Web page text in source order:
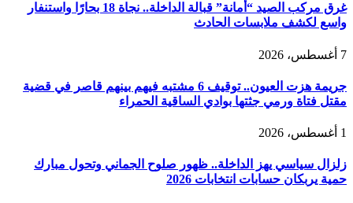
غرق مركب الصيد “أمانة” قبالة الداخلة.. نجاة 18 بحارًا واستنفار
واسع لكشف ملابسات الحادث
7 أغسطس، 2026
جريمة هزت العيون.. توقيف 6 مشتبه فيهم بينهم قاصر في قضية
مقتل فتاة ورمي جثتها بوادي الساقية الحمراء
1 أغسطس، 2026
زلزال سياسي يهز الداخلة.. ظهور صلوح الجماني وتحول مبارك
حمية يربكان حسابات انتخابات 2026